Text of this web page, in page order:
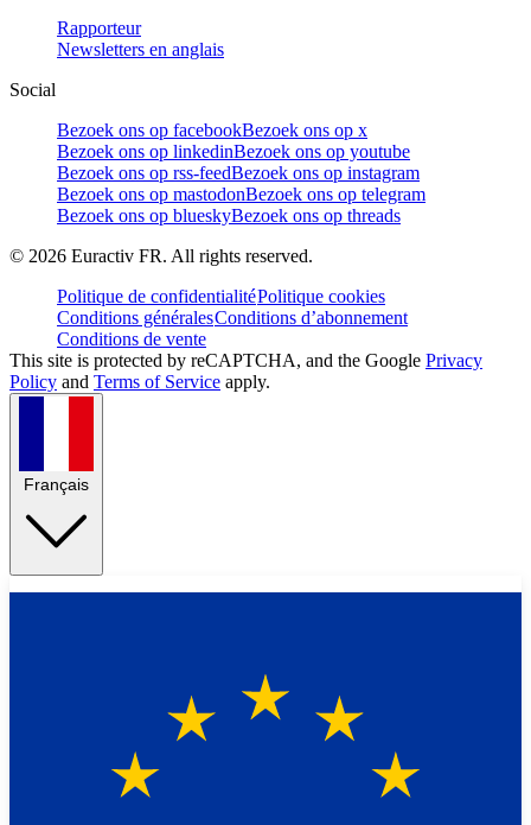
Rapporteur
Newsletters en anglais
Social
Bezoek ons op facebookBezoek ons op x
Bezoek ons op linkedinBezoek ons op youtube
Bezoek ons op rss-feedBezoek ons op instagram
Bezoek ons op mastodonBezoek ons op telegram
Bezoek ons op blueskyBezoek ons op threads
© 2026 Euractiv FR. All rights reserved.
Politique de confidentialitéPolitique cookies
Conditions généralesConditions d’abonnement
Conditions de vente
This site is protected by reCAPTCHA, and the Google Privacy
Policy and Terms of Service apply.
Français